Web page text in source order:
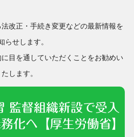
改正・手続き変更などの最新情報を
らせします。
目を通していただくことをお勧めい
たします。
監督組織新設で受入
化へ【厚生労働省】